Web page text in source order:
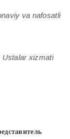
va nafosatli
xizmati